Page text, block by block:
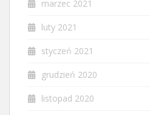
marzec 2021
luty 2021
styczeń 2021
grudzień 2020
listopad 2020